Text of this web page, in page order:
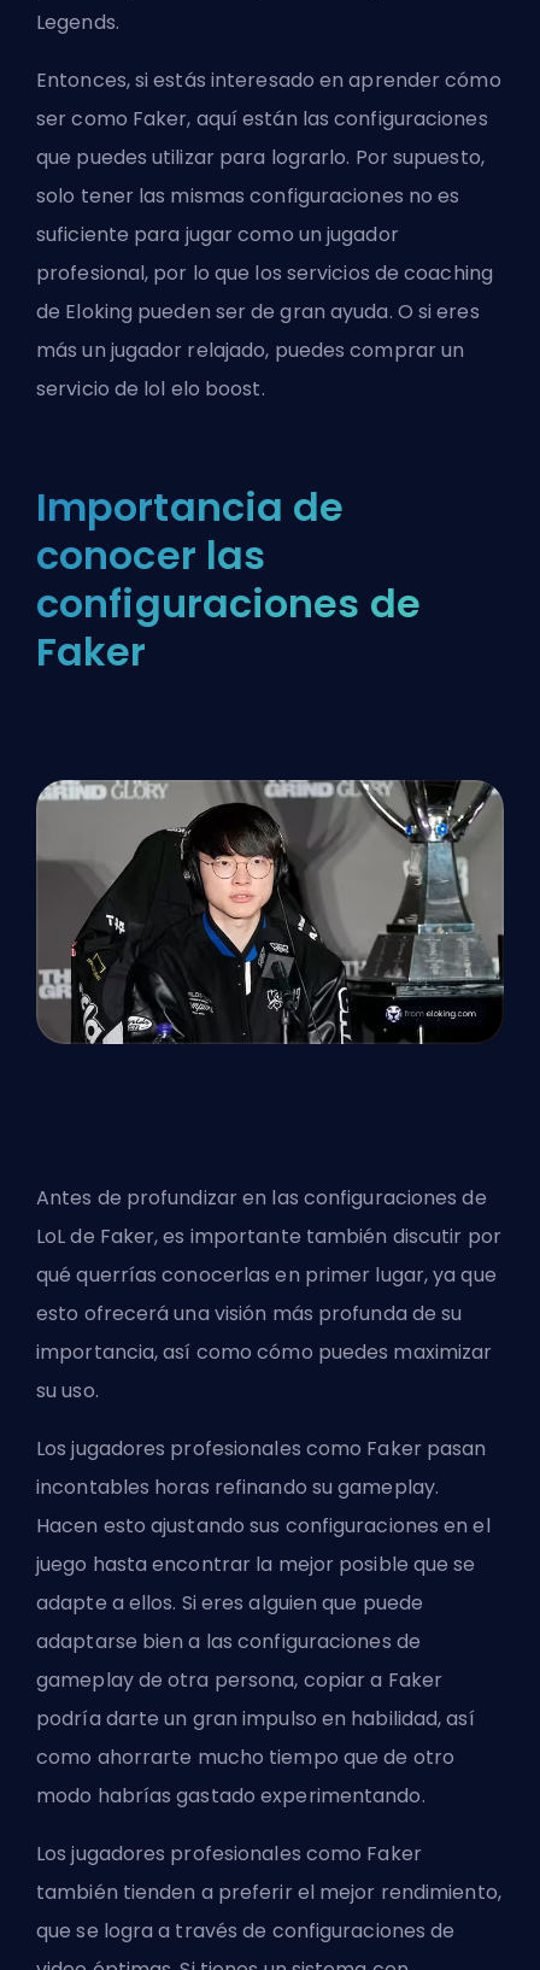
Legends.
Entonces, si estás interesado en aprender cómo
ser como Faker, aquí están las configuraciones
que puedes utilizar para lograrlo. Por supuesto,
solo tener las mismas configuraciones no es
suficiente para jugar como un jugador
profesional, por lo que los servicios de coaching
de Eloking pueden ser de gran ayuda. O si eres
más un jugador relajado, puedes comprar un
servicio de lol elo boost.
Importancia de
conocer las
configuraciones de
Faker
Antes de profundizar en las configuraciones de
LoL de Faker, es importante también discutir por
qué querrías conocerlas en primer lugar, ya que
esto ofrecerá una visión más profunda de su
importancia, así como cómo puedes maximizar
su uso.
Los jugadores profesionales como Faker pasan
incontables horas refinando su gameplay.
Hacen esto ajustando sus configuraciones en el
juego hasta encontrar la mejor posible que se
adapte a ellos. Si eres alguien que puede
adaptarse bien a las configuraciones de
gameplay de otra persona, copiar a Faker
podría darte un gran impulso en habilidad, así
como ahorrarte mucho tiempo que de otro
modo habrías gastado experimentando.
Los jugadores profesionales como Faker
también tienden a preferir el mejor rendimiento,
que se logra a través de configuraciones de